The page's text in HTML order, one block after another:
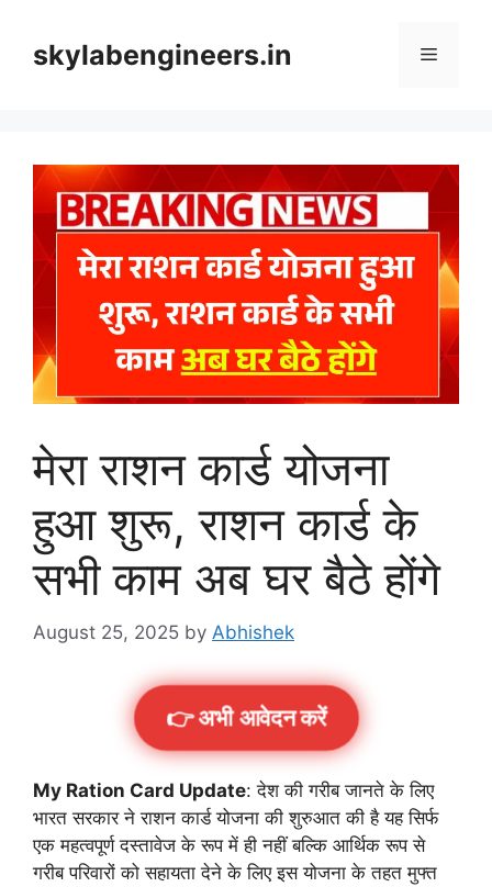
contentskylabengineers.in Menu
मेरा राशन कार्ड योजना
हुआ शुरू, राशन कार्ड के
सभी काम अब घर बैठे होंगे
August 25, 2025 by Abhishek
👉 अभी आवेदन करें
My Ration Card Update: देश की गरीब जानते के लिए
भारत सरकार ने राशन कार्ड योजना की शुरुआत की है यह सिर्फ
एक महत्वपूर्ण दस्तावेज के रूप में ही नहीं बल्कि आर्थिक रूप से
गरीब परिवारों को सहायता देने के लिए इस योजना के तहत मुफ्त